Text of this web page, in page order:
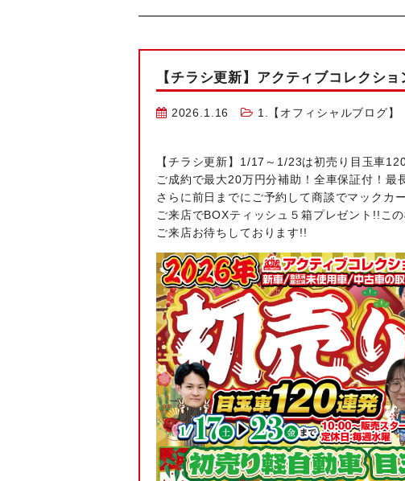
【チラシ更新】アクティブコレクシ
2026.1.16 1.【オフィシャルブログ】
【チラシ更新】1/17～1/23は初売り目玉車
ご成約で最大20万円分補助！全車保証付！最
さらに前日までにご予約して商談でマックカ
ご来店でBOXティッシュ５箱プレゼント!!こ
ご来店お待ちしております!!